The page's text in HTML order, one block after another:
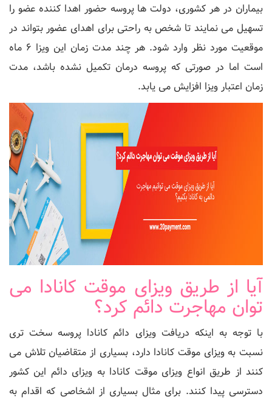
بیماران در هر کشوری، دولت ها پروسه حضور اهدا کننده عضو را
تسهیل می نمایند تا شخص به راحتی برای اهدای عضور بتواند در
موقعیت مورد نظر وارد شود. هر چند مدت زمان این ویزا 6 ماه
است اما در صورتی که پروسه درمان تکمیل نشده باشد، مدت
زمان اعتبار ویزا افزایش می یابد.
آیا از طریق ویزای موقت کانادا می
توان مهاجرت دائم کرد؟
با توجه به اینکه دریافت ویزای دائم کانادا پروسه سخت تری
نسبت به ویزای موقت کانادا دارد، بسیاری از متقاضیان تلاش می
کنند از طریق انواع ویزای موقت کانادا به ویزای دائم این کشور
دسترسی پیدا کنند. برای مثال بسیاری از اشخاصی که اقدام به